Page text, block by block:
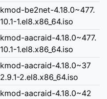
kmod-be2net-4.18.0~477.
10.1-1.el8.x86_64.iso
kmod-aacraid-4.18.0~477.
10.1-1.el8.x86_64.iso
kmod-aacraid-4.18.0~37
2.9.1-2.el8.x86_64.iso
kmod-aacraid-4.18.0~42